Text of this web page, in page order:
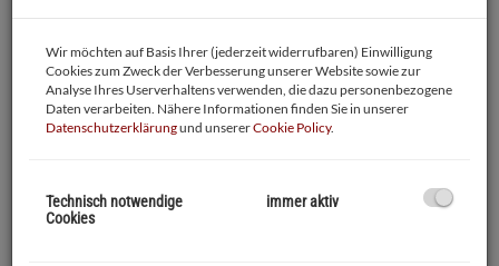
Guten Tag und herzlich
willkommen!
Wir möchten auf Basis Ihrer (jederzeit widerrufbaren) Einwilligung
Cookies zum Zweck der Verbesserung unserer Website sowie zur
Analyse Ihres Userverhaltens verwenden, die dazu personenbezogene
Daten verarbeiten. Nähere Informationen finden Sie in unserer
Datenschutzerklärungund unsererCookie Policy.
Technisch notwendige
Cookies
immer aktiv